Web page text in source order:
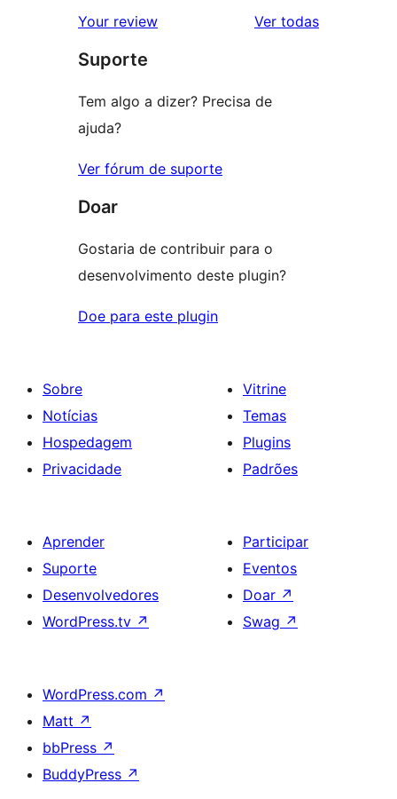
2
com
1
Your review Ver todasavaliações
Suporte
Tem algo a dizer? Precisa de
ajuda?
Ver fórum de suporte
Doar
Gostaria de contribuir para o
desenvolvimento deste plugin?
Doe para este plugin
Sobre
Notícias
Hospedagem
Privacidade
Vitrine
Temas
Plugins
Padrões
Aprender
Suporte
Desenvolvedores
WordPress.tv ↗
Participar
Eventos
Doar ↗
Swag ↗
WordPress.com ↗
Matt ↗
bbPress ↗
BuddyPress ↗